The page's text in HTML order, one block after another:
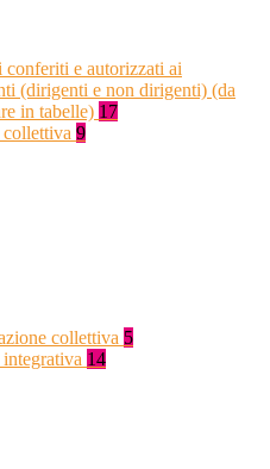
conferiti e autorizzati ai
(dirigenti e non dirigenti) (da
in tabelle) 17
9
collettiva 5
14